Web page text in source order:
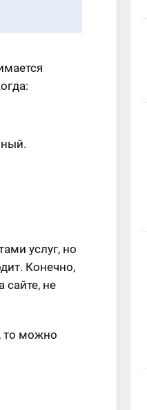
услуг, но
Конечно,
сайте, не
то можно